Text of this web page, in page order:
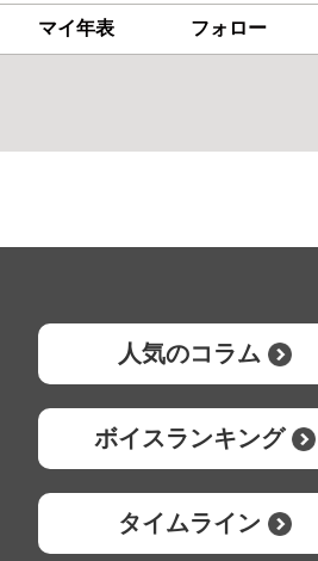
マイ年表 フォロー
人気のコラム
ボイスランキング
タイムライン